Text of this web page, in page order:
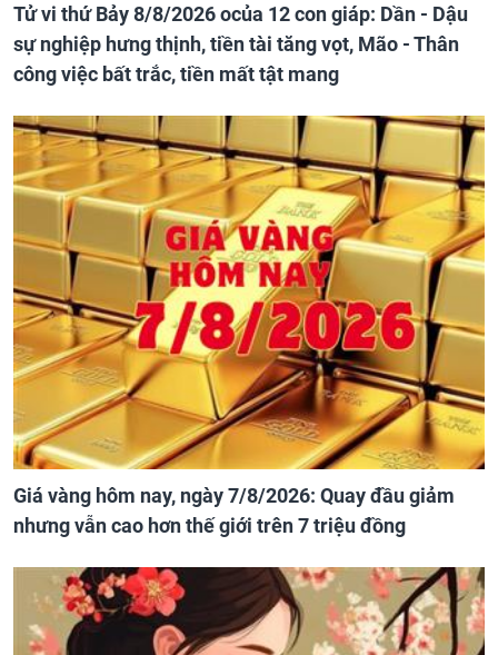
Tử vi thứ Bảy 8/8/2026 ocủa 12 con giáp: Dần - Dậu
sự nghiệp hưng thịnh, tiền tài tăng vọt, Mão - Thân
công việc bất trắc, tiền mất tật mang
Giá vàng hôm nay, ngày 7/8/2026: Quay đầu giảm
nhưng vẫn cao hơn thế giới trên 7 triệu đồng